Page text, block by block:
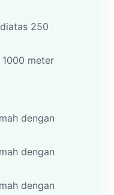
250
1000 meter
dengan
dengan
dengan